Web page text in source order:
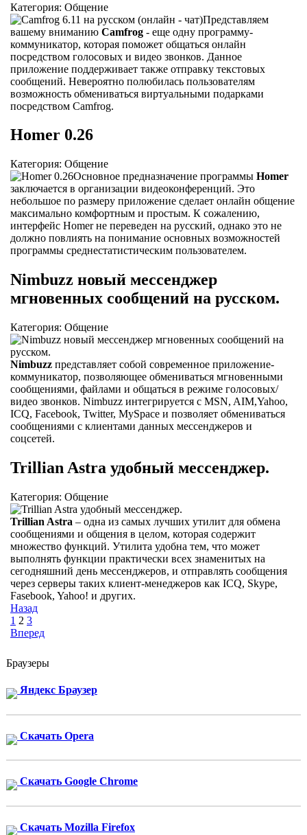
Категория: Общение
Представляем
вашему вниманию Camfrog - еще одну программу-
коммуникатор, которая поможет общаться онлайн
посредством голосовых и видео звонков. Данное
приложение поддерживает также отправку текстовых
сообщений. Невероятно полюбилась пользователям
возможность обмениваться виртуальными подарками
посредством Camfrog.
Homer 0.26
Категория: Общение
Основное предназначение программы Homer
заключается в организации видеоконференций. Это
небольшое по размеру приложение сделает онлайн общение
максимально комфортным и простым. К сожалению,
интерфейс Homer не переведен на русский, однако это не
должно повлиять на понимание основных возможностей
программы среднестатистическим пользователем.
Nimbuzz новый мессенджер
мгновенных сообщений на русском.
Категория: Общение
Nimbuzz представляет собой современное приложение-
коммуникатор, позволяющее обмениваться мгновенными
сообщениями, файлами и общаться в режиме голосовых/
видео звонков. Nimbuzz интегрируется с MSN, AIM,Yahoo,
ICQ, Facebook, Twitter, MySpace и позволяет обмениваться
сообщениями с клиентами данных мессенджеров и
соцсетей.
Trillian Astra удобный мессенджер.
Категория: Общение
Trillian Astra – одна из самых лучших утилит для обмена
сообщениями и общения в целом, которая содержит
множество функций. Утилита удобна тем, что может
выполнять функции практически всех знаменитых на
сегодняшний день мессенджеров, и отправлять сообщения
через серверы таких клиент-менеджеров как ICQ, Skype,
Fasebook, Yahoo! и других.
Назад
1 2 3
Вперед
Браузеры
Яндекс Браузер
Скачать Opera
Скачать Google Chrome
Скачать Mozilla Firefox